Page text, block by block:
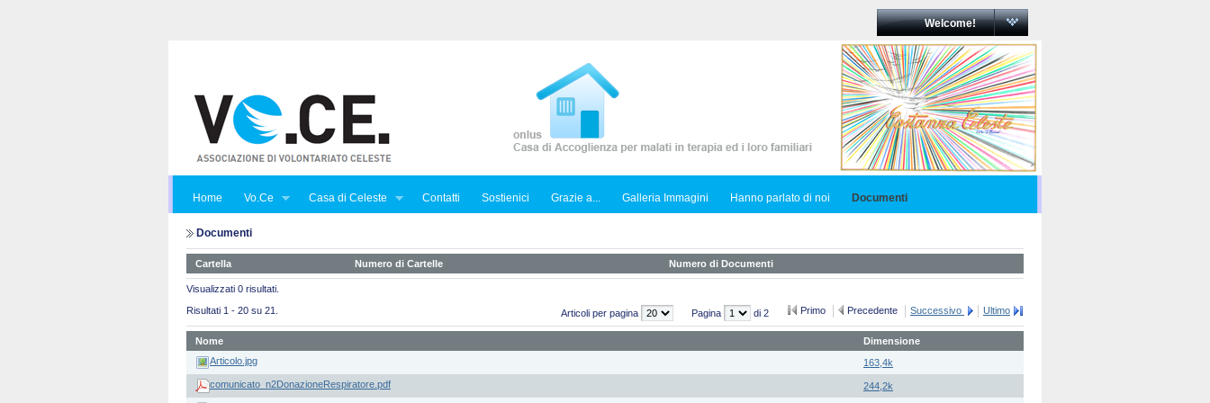
Welcome!
Home Vo.Ce Casa di Celeste Contatti Sostienici Grazie a... Galleria Immagini Hanno parlato di noi Documenti
Documenti
Cartella Numero di Cartelle Numero di Documenti
Visualizzati 0 risultati.
Risultati 1 - 20 su 21.
Articoli per pagina Pagina di 2 Primo Precedente Successivo Ultimo
Nome
Dimensione
Articolo.jpg
163,4k
comunicato_n2DonazioneRespiratore.pdf
244,2k